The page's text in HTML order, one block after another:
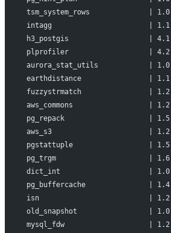
tsm_system_rows              |
intagg                       | 1.1
h3_postgis                   |
plprofiler                   | 4.2
aurora_stat_utils            |
earthdistance                |
fuzzystrmatch                |
aws_commons                  |
pg_repack                    |
aws_s3                       | 1.2
pgstattuple                  |
pg_trgm                      | 1.6
dict_int                     | 1.0
pg_buffercache               |
isn                          | 1.2
old_snapshot                 |
mysql_fdw                    | 1.2